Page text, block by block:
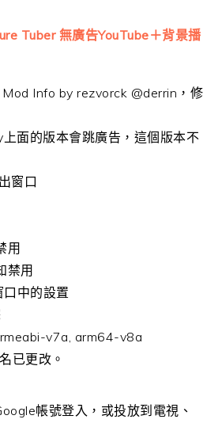
Tuber 無廣告YouTube＋背景播
Info by rezvorck @derrin，修
上面的版本會跳廣告，這個版本不
窗口
用
禁用
中的設置
v7a, arm64-v8a
已更改。
帳號登入，或投放到電視、